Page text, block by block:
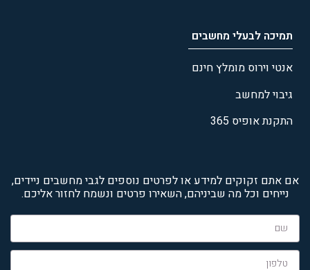
תמיכה לבעלי מחשבים
אנטי וירוס מומלץ חינם
גיבוי למחשב
התקנת אופיס 365
אם אתם זקוקים למידע או לפרטים נוספים לגבי מחשבים ניידים,
נייחים וכל מה שביניהם, השאירו פרטים ונשמח לחזור אליכם.